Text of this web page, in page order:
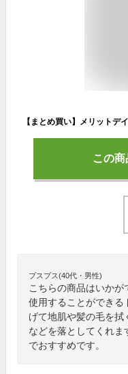
この
プスプス(40代・男性)
こちらの商品はいかが
使用することができる
げて地肌や髪の毛を
などを落としてくれ
でおすすめです。